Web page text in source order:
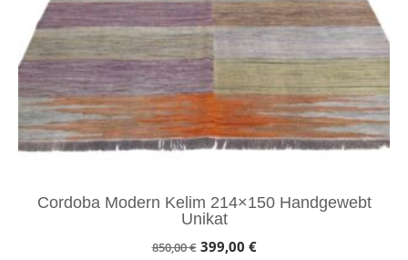
Cordoba Modern Kelim 214×150 Handgewebt
Unikat
850,00€ Ursprünglicher
399,00 €Aktueller